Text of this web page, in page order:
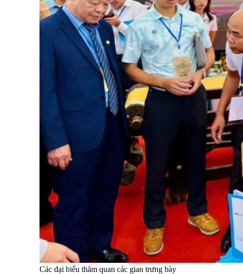
Các đại biểu thăm quan các gian trưng bày